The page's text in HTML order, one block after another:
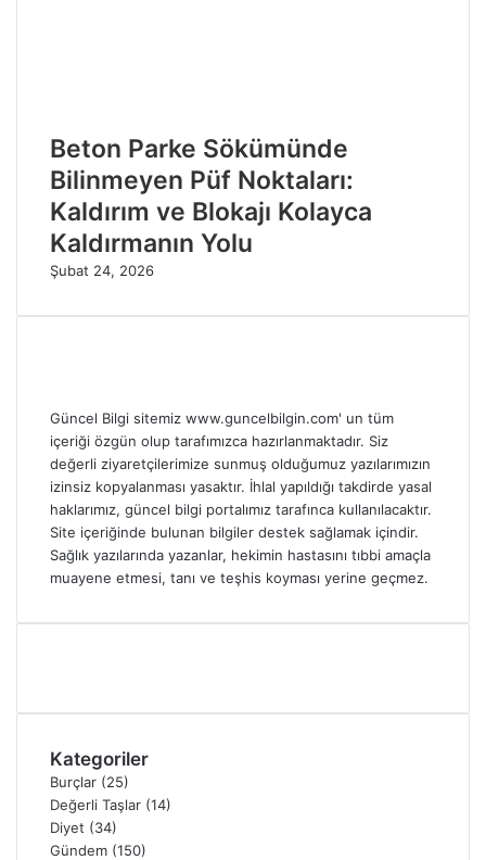
Beton Parke Sökümünde
Bilinmeyen Püf Noktaları:
Kaldırım ve Blokajı Kolayca
Kaldırmanın Yolu
Şubat 24, 2026
Güncel Bilgi sitemiz www.guncelbilgin.com' un tüm
içeriği özgün olup tarafımızca hazırlanmaktadır. Siz
değerli ziyaretçilerimize sunmuş olduğumuz yazılarımızın
izinsiz kopyalanması yasaktır. İhlal yapıldığı takdirde yasal
haklarımız, güncel bilgi portalımız tarafınca kullanılacaktır.
Site içeriğinde bulunan bilgiler destek sağlamak içindir.
Sağlık yazılarında yazanlar, hekimin hastasını tıbbi amaçla
muayene etmesi, tanı ve teşhis koyması yerine geçmez.
Kategoriler
Burçlar (25)
Değerli Taşlar (14)
Diyet (34)
Gündem (150)